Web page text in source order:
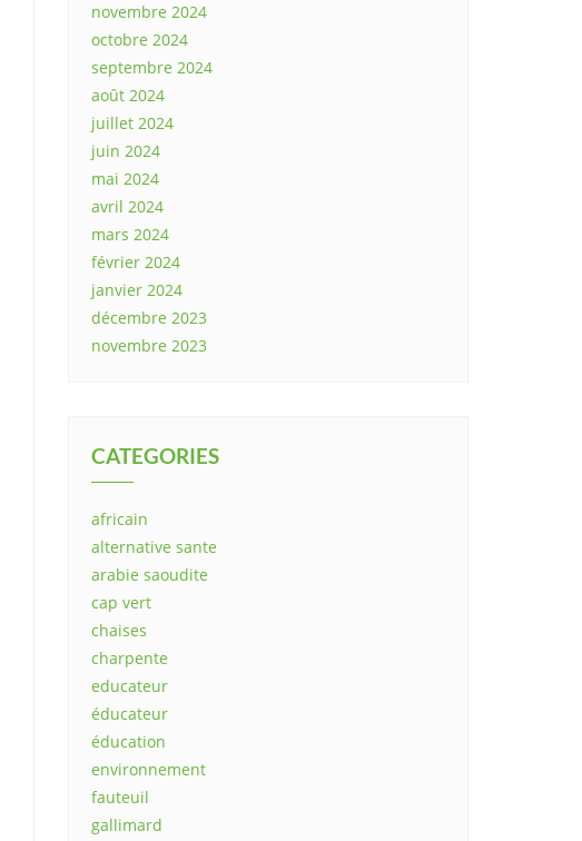
novembre 2024
octobre 2024
septembre 2024
août 2024
juillet 2024
juin 2024
mai 2024
avril 2024
mars 2024
février 2024
janvier 2024
décembre 2023
novembre 2023
CATEGORIES
africain
alternative sante
arabie saoudite
cap vert
chaises
charpente
educateur
éducateur
éducation
environnement
fauteuil
gallimard